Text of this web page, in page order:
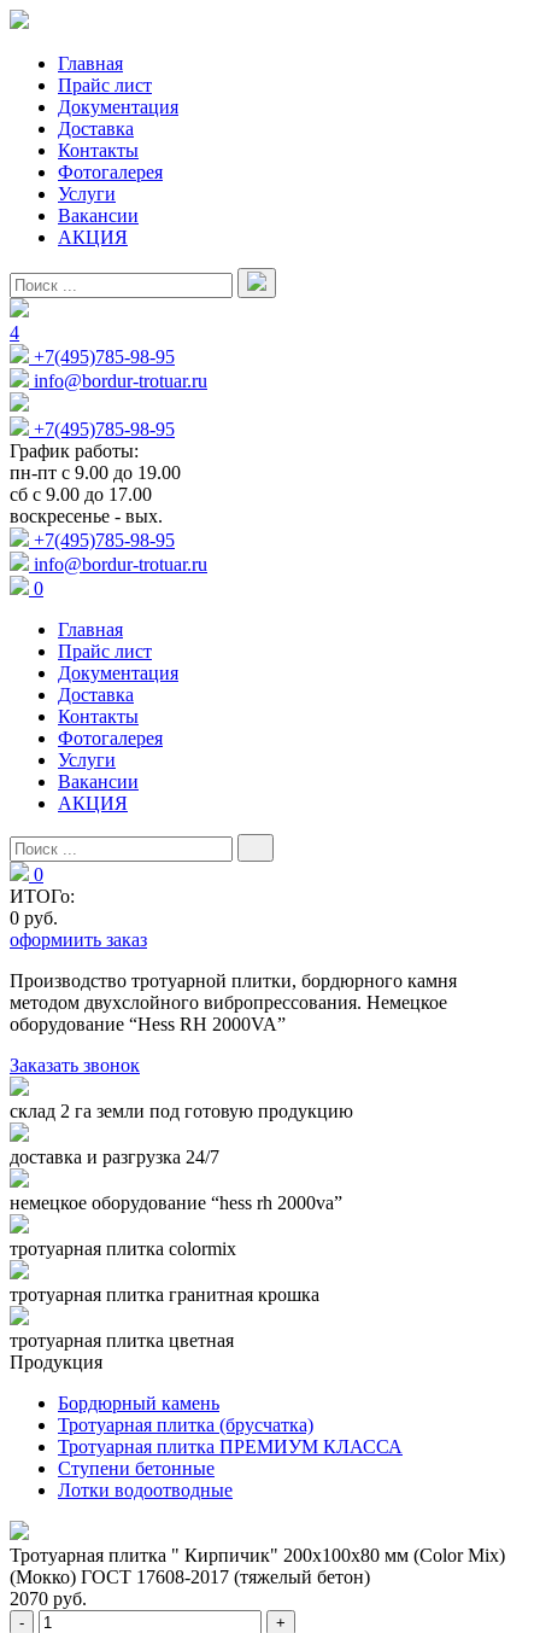
Главная
Прайс лист
Документация
Доставка
Контакты
Фотогалерея
Услуги
Вакансии
АКЦИЯ
4
+7(495)785-98-95
info@bordur-trotuar.ru
+7(495)785-98-95
График работы:
пн-пт с 9.00 до 19.00
сб с 9.00 до 17.00
воскресенье - вых.
+7(495)785-98-95
info@bordur-trotuar.ru
0
Главная
Прайс лист
Документация
Доставка
Контакты
Фотогалерея
Услуги
Вакансии
АКЦИЯ
0
ИТОГо:
0 руб.
оформиить заказ
Производство тротуарной плитки, бордюрного камня
методом двухслойного вибропресcования. Немецкое
оборудование “Hess RH 2000VA”
Заказать звонок
склад 2 га земли под готовую продукцию
доставка и разгрузка 24/7
немецкое оборудование “hess rh 2000va”
тротуарная плитка colormix
тротуарная плитка гранитная крошка
тротуарная плитка цветная
Продукция
Бордюрный камень
Тротуарная плитка (брусчатка)
Тротуарная плитка ПРЕМИУМ КЛАССА
Ступени бетонные
Лотки водоотводные
Тротуарная плитка " Кирпичик" 200x100x80 мм (Color Mix)
(Мокко) ГОСТ 17608-2017 (тяжелый бетон)
2070 руб.
-
+